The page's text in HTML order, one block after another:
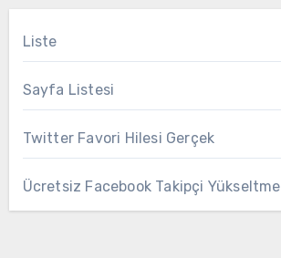
Liste
Sayfa Listesi
Twitter Favori Hilesi Gerçek
Ücretsiz Facebook Takipçi Yükseltme